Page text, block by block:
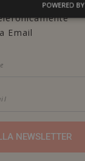
Email
NEWSLETTER
POWERED